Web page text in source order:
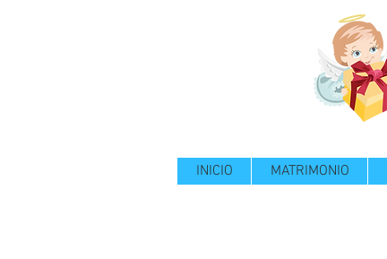
INICIO MATRIMONIO